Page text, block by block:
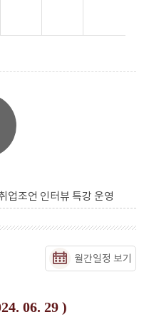
업조언 인터뷰 특강 운영
월간일정 보기
06. 29 )